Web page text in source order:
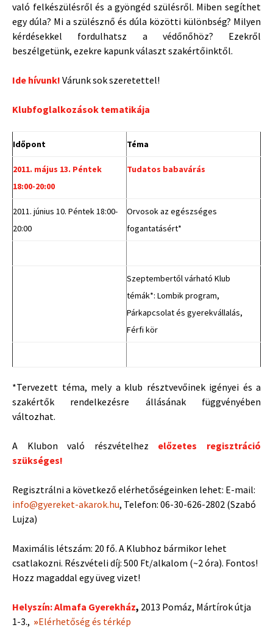
való felkészülésről és a gyöngéd szülésről. Miben segíthet
egy dúla? Mi a szülésznő és dúla közötti különbség? Milyen
kérdésekkel fordulhatsz a védőnőhöz? Ezekről
beszélgetünk, ezekre kapunk választ szakértőinktől.
Ide hívunk! Várunk sok szeretettel!
Klubfoglalkozások tematikája
Időpont Téma
2011. május 13. Péntek
18:00-20:00
Tudatos babavárás
2011. június 10. Péntek 18:00-
20:00
Orvosok az egészséges
fogantatásért*
Szeptembertől várható Klub
témák*: Lombik program,
Párkapcsolat és gyerekvállalás,
Férfi kör
*Tervezett téma, mely a klub résztvevőinek igényei és a
szakértők rendelkezésre állásának függvényében
változhat.
A Klubon való részvételhez
előzetes regisztráció
szükséges!
Regisztrálni a következő elérhetőségeinken lehet: E-mail:
info@gyereket-akarok.hu, Telefon: 06-30-626-2802 (Szabó
Lujza)
Maximális létszám: 20 fő. A Klubhoz bármikor lehet
csatlakozni. Részvételi díj: 500 Ft/alkalom (~2 óra). Fontos!
Hozz magaddal egy üveg vizet!
Helyszín: Almafa Gyerekház, 2013 Pomáz, Mártírok útja
1-3., »Elérhetőség és térkép